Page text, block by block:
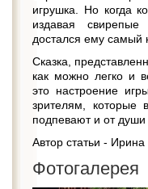
игрушка. Но когда
издавая
достался ему самый
Сказка,
как можно легко и
это настроение
зрителям, которые
подпевают и от
Автор статьи - Ирина
Фотогалерея